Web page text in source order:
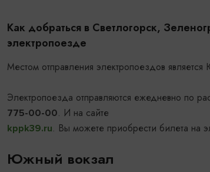
Как добраться в Светлогорск,
электропоезде
Местом отправления электропоездов
Электропоезда отправляются ежедневно по
775-00-00. И на сайте
kppk39.ru. Вы можете приобрести билета на
Южный вокзал